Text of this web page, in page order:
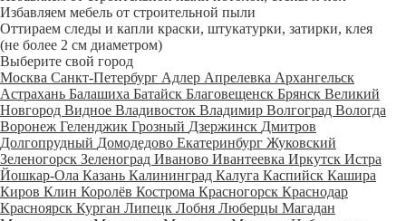
Избавляем мебель от строительной пыли
Оттираем следы и капли краски, штукатурки, затирки, клея
(не более 2 см диаметром)
Выберите свой город
Москва Санкт-Петербург Адлер Апрелевка Архангельск
Астрахань Балашиха Батайск Благовещенск Брянск Великий
Новгород Видное Владивосток Владимир Волгоград Вологда
Воронеж Геленджик Грозный Дзержинск Дмитров
Долгопрудный Домодедово Екатеринбург Жуковский
Зеленогорск Зеленоград Иваново Ивантеевка Иркутск Истра
Йошкар-Ола Казань Калининград Калуга Каспийск Кашира
Киров Клин Королёв Кострома Красногорск Краснодар
Красноярск Курган Липецк Лобня Люберцы Магадан